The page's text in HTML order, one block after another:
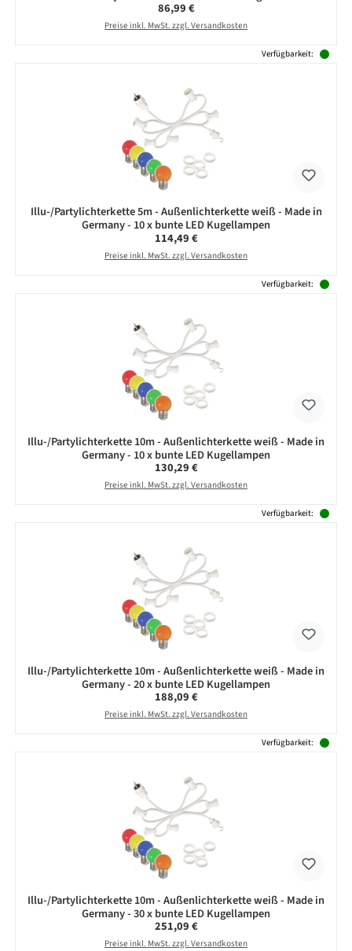
Regulärer Preis:
86,99 €
Preise inkl. MwSt. zzgl. Versandkosten
Verfügbarkeit:
Illu-/Partylichterkette 5m - Außenlichterkette weiß - Made in
Germany - 10 x bunte LED Kugellampen
Regulärer Preis:
114,49 €
Preise inkl. MwSt. zzgl. Versandkosten
Verfügbarkeit:
Illu-/Partylichterkette 10m - Außenlichterkette weiß - Made in
Germany - 10 x bunte LED Kugellampen
Regulärer Preis:
130,29 €
Preise inkl. MwSt. zzgl. Versandkosten
Verfügbarkeit:
Illu-/Partylichterkette 10m - Außenlichterkette weiß - Made in
Germany - 20 x bunte LED Kugellampen
Regulärer Preis:
188,09 €
Preise inkl. MwSt. zzgl. Versandkosten
Verfügbarkeit:
Illu-/Partylichterkette 10m - Außenlichterkette weiß - Made in
Germany - 30 x bunte LED Kugellampen
Regulärer Preis:
251,09 €
Preise inkl. MwSt. zzgl. Versandkosten